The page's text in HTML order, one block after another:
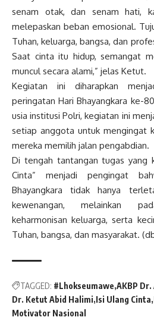
senam otak, dan senam hati,
melepaskan beban emosional.
Tuhan, keluarga, bangsa, dan
Saat cinta itu hidup, semangat
muncul secara alami,” jelas Ketut.
​Kegiatan ini diharapkan
peringatan Hari Bhayangkara ke-
usia institusi Polri, kegiatan ini
setiap anggota untuk mengingat
mereka memilih jalan pengabdian.
​Di tengah tantangan tugas yang
Cinta” menjadi pengingat
Bhayangkara tidak hanya
kewenangan, melainkan
keharmonisan keluarga, serta
Tuhan, bangsa, dan masyarakat.
TAGGED: #Lhokseumawe AKBP Dr.
Dr. Ketut Abid Halimi Isi Ulang Cinta
Motivator Nasional